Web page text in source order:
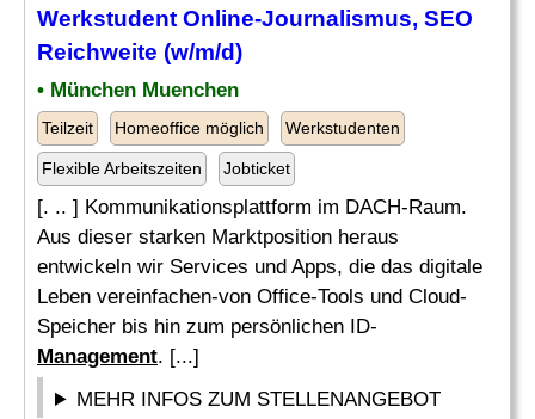
Werkstudent Online-Journalismus, SEO
Reichweite (w/m/d)
• München Muenchen
Teilzeit Homeoffice möglich Werkstudenten
Flexible Arbeitszeiten Jobticket
[. .. ] Kommunikationsplattform im DACH-Raum.
Aus dieser starken Marktposition heraus
entwickeln wir Services und Apps, die das digitale
Leben vereinfachen-von Office-Tools und Cloud-
Speicher bis hin zum persönlichen ID-
Management. [...]
MEHR INFOS ZUM STELLENANGEBOT